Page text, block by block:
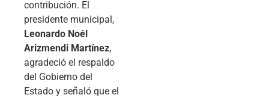
contribución. El
presidente municipal,
Leonardo Noél
Arizmendi Martínez,
agradeció el respaldo
del Gobierno del
Estado y señaló que el